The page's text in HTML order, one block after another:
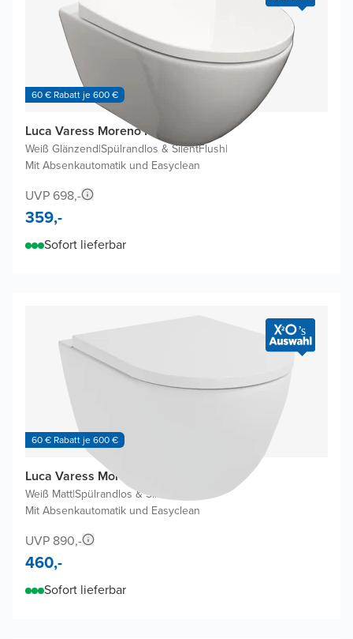
60 € Rabatt je 600 €
Luca Varess Moreno Hänge WC
Weiß Glänzend|Spülrandlos & SilentFlush|
Mit Absenkautomatik und Easyclean
UVP 698,-
359,-
Sofort lieferbar
60 € Rabatt je 600 €
Luca Varess Moreno Hänge WC
Weiß Matt|Spülrandlos & SilentFlush
Mit Absenkautomatik und Easyclean
UVP 890,-
460,-
Sofort lieferbar